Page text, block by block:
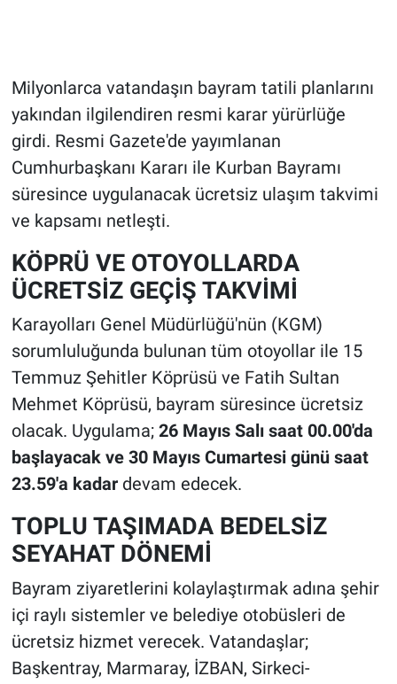
Milyonlarca vatandaşın bayram tatili planlarını
yakından ilgilendiren resmi karar yürürlüğe
girdi. Resmi Gazete'de yayımlanan
Cumhurbaşkanı Kararı ile Kurban Bayramı
süresince uygulanacak ücretsiz ulaşım takvimi
ve kapsamı netleşti.
KÖPRÜ VE OTOYOLLARDA
ÜCRETSİZ GEÇİŞ TAKVİMİ
Karayolları Genel Müdürlüğü'nün (KGM)
sorumluluğunda bulunan tüm otoyollar ile 15
Temmuz Şehitler Köprüsü ve Fatih Sultan
Mehmet Köprüsü, bayram süresince ücretsiz
olacak. Uygulama; 26 Mayıs Salı saat 00.00'da
başlayacak ve 30 Mayıs Cumartesi günü saat
23.59'a kadardevam edecek.
TOPLU TAŞIMADA BEDELSİZ
SEYAHAT DÖNEMİ
Bayram ziyaretlerini kolaylaştırmak adına şehir
içi raylı sistemler ve belediye otobüsleri de
ücretsiz hizmet verecek. Vatandaşlar;
Başkentray, Marmaray, İZBAN, Sirkeci-